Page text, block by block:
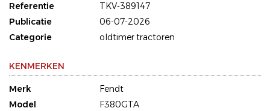
Referentie
TKV-389147
Publicatie
06-07-2026
Categorie
oldtimer tractoren
KENMERKEN
Merk
Fendt
Model
F380GTA